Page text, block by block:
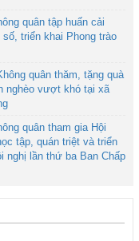
quân tập huấn cải
triển khai Phong trào
quân thăm, tặng quà
nghèo vượt khó tại xã
quân tham gia Hội
tập, quán triệt và triển
nghị lần thứ ba Ban Chấp